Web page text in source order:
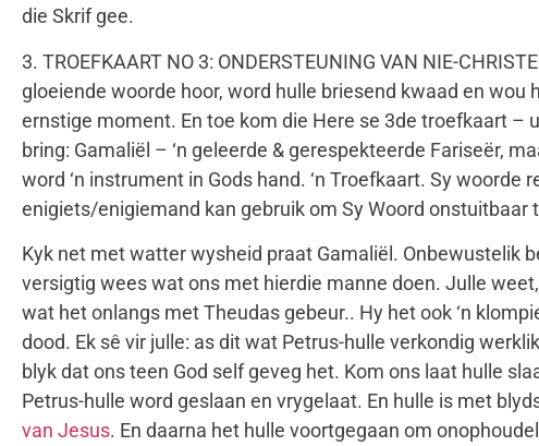
die Skrif gee.
3. TROEFKAART NO 3: ONDERSTEUNING VAN NIE-
gloeiende woorde hoor, word hulle briesend kwaad en wou
ernstige moment. En toe kom die Here se 3de troefkaart –
bring: Gamaliël – ‘n geleerde & gerespekteerde Fariseër,
word ‘n instrument in Gods hand. ‘n Troefkaart. Sy
enigiets/enigiemand kan gebruik om Sy Woord onstuitbaar
Kyk net met watter wysheid praat Gamaliël. Onbewustelik
versigtig wees wat ons met hierdie manne doen. Julle
wat het onlangs met Theudas gebeur.. Hy het ook ‘n
dood. Ek sê vir julle: as dit wat Petrus-hulle verkondig
blyk dat ons teen God self geveg het. Kom ons laat hulle
Petrus-hulle word geslaan en vrygelaat. En hulle is met
van Jesus. En daarna het hulle voortgegaan om